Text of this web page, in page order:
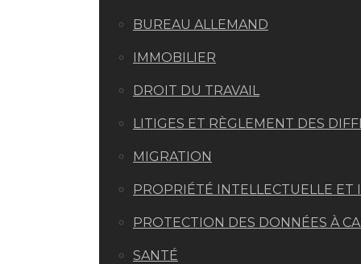
BUREAU ALLEMAND
IMMOBILIER
DROIT DU TRAVAIL
LITIGES ET RÈGLEMENT DES
MIGRATION
PROPRIÉTÉ INTELLECTUELLE ET
PROTECTION DES DONNÉES À
SANTÉ